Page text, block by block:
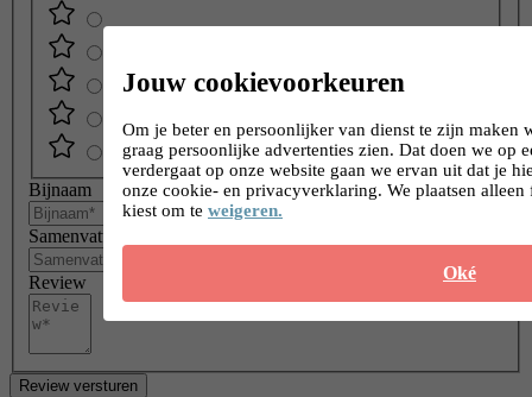
Jouw cookievoorkeuren
Om je beter en persoonlijker van dienst te zijn maken
graag persoonlijke advertenties zien. Dat doen we op
verdergaat op onze website gaan we ervan uit dat je
onze cookie- en privacyverklaring. We plaatsen
kiest om te weigeren.
Oké
Bijnaam
Samenvatting
Review
Review versturen